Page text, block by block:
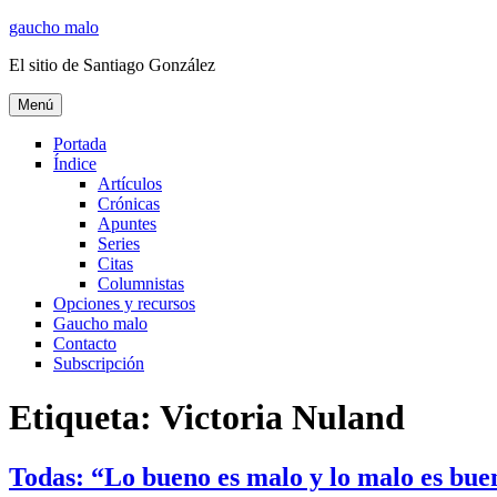
Ir
contenido
gaucho malo
El sitio de Santiago González
Menú
Portada
Índice
Artículos
Crónicas
Apuntes
Series
Citas
Columnistas
Opciones y recursos
Gaucho malo
Contacto
Subscripción
Etiqueta: Victoria Nuland
Todas: “Lo bueno es malo y lo malo es